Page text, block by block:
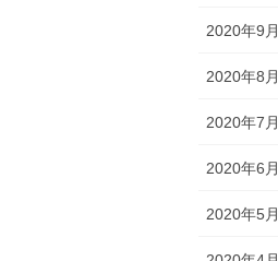
2020年9月
2020年8月
2020年7月
2020年6月
2020年5月